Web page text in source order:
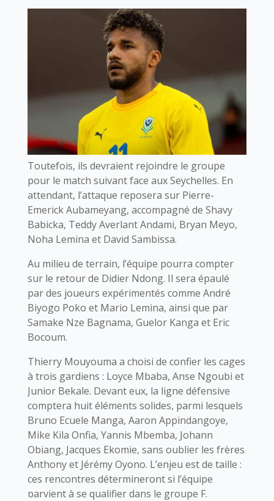
Toutefois, ils devraient rejoindre le groupe
pour le match suivant face aux Seychelles. En
attendant, l’attaque reposera sur Pierre-
Emerick Aubameyang, accompagné de Shavy
Babicka, Teddy Averlant Andami, Bryan Meyo,
Noha Lemina et David Sambissa.
Au milieu de terrain, l’équipe pourra compter
sur le retour de Didier Ndong. Il sera épaulé
par des joueurs expérimentés comme André
Biyogo Poko et Mario Lemina, ainsi que par
Samake Nze Bagnama, Guelor Kanga et Eric
Bocoum.
Thierry Mouyouma a choisi de confier les cages
à trois gardiens : Loyce Mbaba, Anse Ngoubi et
Junior Bekale. Devant eux, la ligne défensive
comptera huit éléments solides, parmi lesquels
Bruno Ecuele Manga, Aaron Appindangoye,
Mike Kila Onfia, Yannis Mbemba, Johann
Obiang, Jacques Ekomie, sans oublier les frères
Anthony et Jérémy Oyono. L’enjeu est de taille :
ces rencontres détermineront si l’équipe
parvient à se qualifier dans le groupe F.